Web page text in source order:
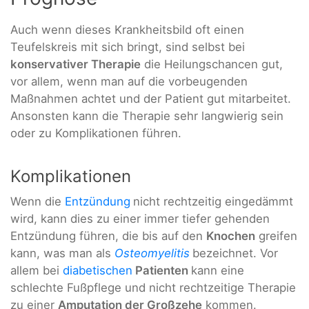
Auch wenn dieses Krankheitsbild oft einen
Teufelskreis mit sich bringt, sind selbst bei
konservativer Therapie die Heilungschancen gut,
vor allem, wenn man auf die vorbeugenden
Maßnahmen achtet und der Patient gut mitarbeitet.
Ansonsten kann die Therapie sehr langwierig sein
oder zu Komplikationen führen.
Komplikationen
Wenn die Entzündung nicht rechtzeitig eingedämmt
wird, kann dies zu einer immer tiefer gehenden
Entzündung führen, die bis auf den Knochen greifen
kann, was man als Osteomyelitis bezeichnet. Vor
allem bei diabetischen Patienten kann eine
schlechte Fußpflege und nicht rechtzeitige Therapie
zu einer Amputation der Großzehe kommen.